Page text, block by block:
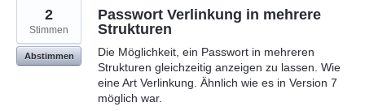
Passwort Verlinkung in mehrere
Strukturen
Die Möglichkeit, ein Passwort in mehreren
Strukturen gleichzeitig anzeigen zu lassen. Wie
eine Art Verlinkung. Ähnlich wie es in Version 7
möglich war.
2
Stimmen
Abstimmen